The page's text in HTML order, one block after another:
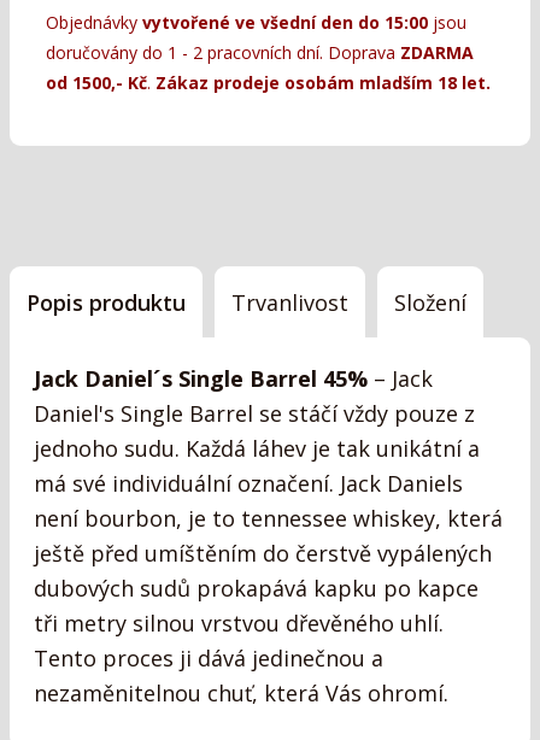
Objednávky vytvořené ve všední den do 15:00 jsou
doručovány do 1 - 2 pracovních dní. Doprava ZDARMA
od 1500,- Kč. Zákaz prodeje osobám mladším 18 let.
Popis produktu Trvanlivost Složení
Jack Daniel´s Single Barrel 45% – Jack
Daniel's Single Barrel se stáčí vždy pouze z
jednoho sudu. Každá láhev je tak unikátní a
má své individuální označení. Jack Daniels
není bourbon, je to tennessee whiskey, která
ještě před umíštěním do čerstvě vypálených
dubových sudů prokapává kapku po kapce
tři metry silnou vrstvou dřevěného uhlí.
Tento proces ji dává jedinečnou a
nezaměnitelnou chuť, která Vás ohromí.